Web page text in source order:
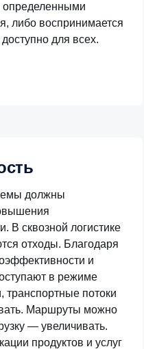
определенными
либо воспринимается
для всех.
должны
В сквозной логистике
отходы. Благодаря
и
в режиме
транспортные потоки
Маршруты можно
— увеличивать.
продуктов и услуг